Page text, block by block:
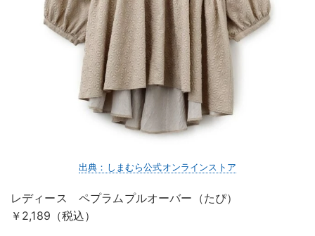
出典：しまむら公式オンラインストア
レディース ペプラムプルオーバー（たぴ）
￥2,189（税込）